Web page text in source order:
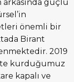
güçlü
önemli bir
Birant
2019
kurduğumuz
kapalı ve